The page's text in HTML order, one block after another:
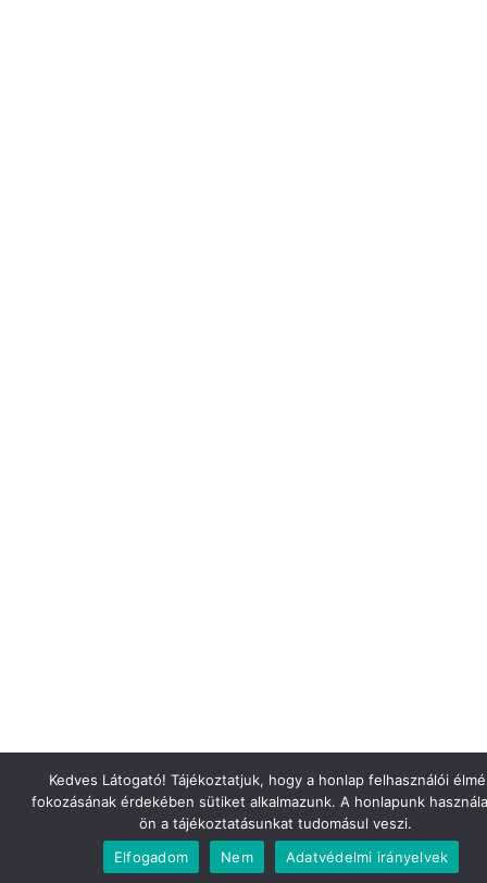
Kedves Látogató! Tájékoztatjuk, hogy a honlap felhasználói
fokozásának érdekében sütiket alkalmazunk. A honlapunk
ön a tájékoztatásunkat tudomásul veszi.
Elfogadom
Nem Adatvédelmi irányelvek